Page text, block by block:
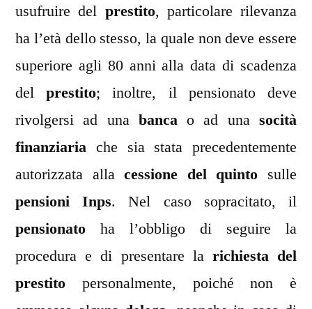
usufruire del prestito, particolare rilevanza
ha l’età dello stesso, la quale non deve essere
superiore agli 80 anni alla data di scadenza
delprestito; inoltre, il pensionato deve
rivolgersi ad una bancao ad unasocità
finanziaria che sia stata precedentemente
autorizzata allacessione del quinto sulle
pensioni Inps. Nel caso sopracitato, il
pensionato ha l’obbligo di seguire la
procedura e di presentare la richiesta del
prestito personalmente, poiché non è